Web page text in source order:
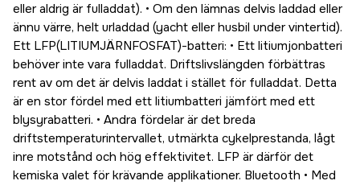
eller aldrig är fulladdat). • Om den lämnas delvis laddad eller
ännu värre, helt urladdad (yacht eller husbil under vintertid).
Ett LFP(LITIUMJÄRNFOSFAT)-batteri: • Ett litiumjonbatteri
behöver inte vara fulladdat. Driftslivslängden förbättras
rent av om det är delvis laddat i stället för fulladdat. Detta
är en stor fördel med ett litiumbatteri jämfört med ett
blysyrabatteri. • Andra fördelar är det breda
driftstemperaturintervallet, utmärkta cykelprestanda, lågt
inre motstånd och hög effektivitet. LFP är därför det
kemiska valet för krävande applikationer. Bluetooth • Med